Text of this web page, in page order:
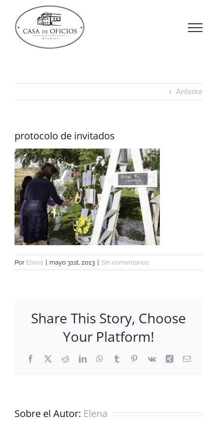
contenido
Anterior
protocolo de invitados
Por Elena mayo 31st, 2013 Sin comentarios
Share This Story, Choose
Your Platform!
Facebook
X RedditLinkedInWhatsApp
TumblrPinterest
Vk Xing Correo
Sobre el Autor: Elena